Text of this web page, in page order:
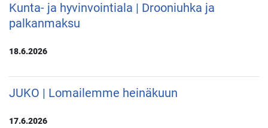
Kunta- ja hyvinvointiala | Drooniuhka ja
palkanmaksu
18.6.2026
JUKO | Lomailemme heinäkuun
17.6.2026